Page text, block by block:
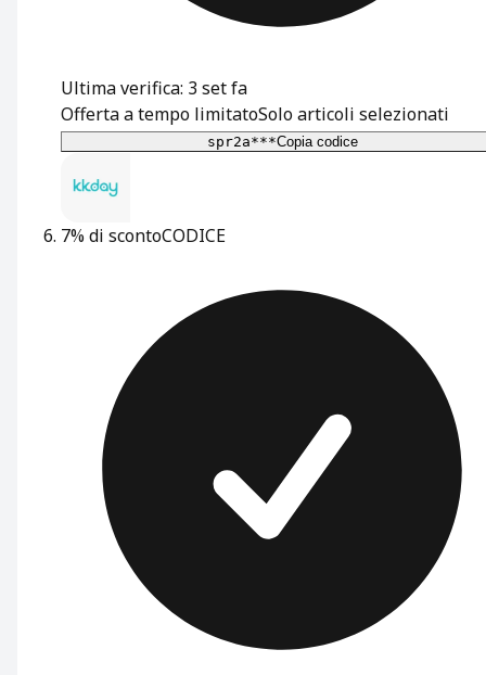
Ultima verifica: 3 set fa
Offerta a tempo limitatoSolo articoli selezionati
spr2a***Copia codice
7% di scontoCODICE